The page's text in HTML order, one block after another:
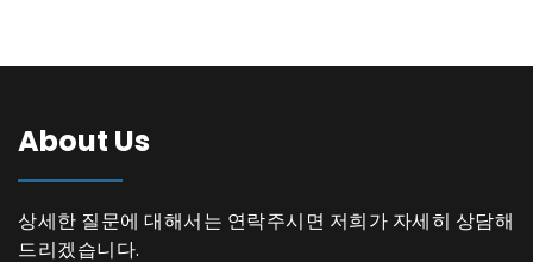
About Us
상세한 질문에 대해서는 연락주시면 저희가 자세히 상담해
드리겠습니다.